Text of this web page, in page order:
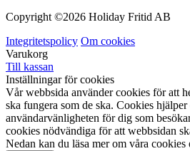
Copyright ©2026 Holiday Fritid AB
Integritetspolicy Om cookies
Varukorg
Till kassan
Inställningar för cookies
Vår webbsida använder cookies för att
ska fungera som de ska. Cookies hjälper
användarvänligheten för dig som
cookies nödvändiga för att webbsidan
Nedan kan du läsa mer om våra